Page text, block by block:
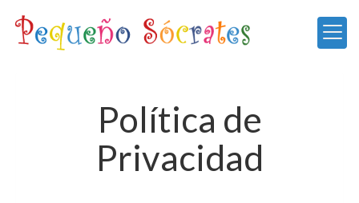
Política de
Privacidad